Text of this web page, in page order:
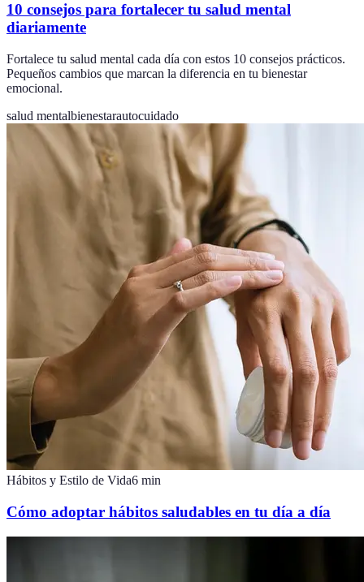
10 consejos para fortalecer tu salud mental
diariamente
Fortalece tu salud mental cada día con estos 10 consejos prácticos.
Pequeños cambios que marcan la diferencia en tu bienestar
emocional.
salud mentalbienestarautocuidado
Hábitos y Estilo de Vida6 min
Cómo adoptar hábitos saludables en tu día a día